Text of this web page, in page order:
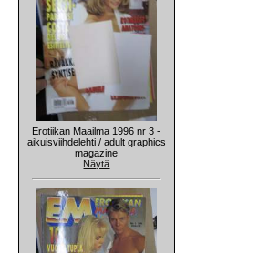
Erotiikan Maailma 1996 nr 3 -
aikuisviihdelehti / adult graphics
magazine
Näytä